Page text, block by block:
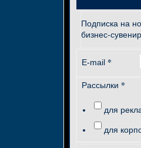
Подписка на
бизнес-
E-mail *
Рассылки *
для
для